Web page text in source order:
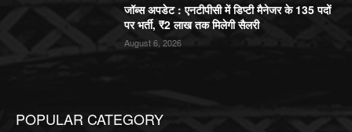
जॉब्स अपडेट : एनटीपीसी में डिप्टी मैनेजर के 135 पदों
पर भर्ती, ₹2 लाख तक मिलेगी सैलरी
August 6, 2026
POPULAR CATEGORY